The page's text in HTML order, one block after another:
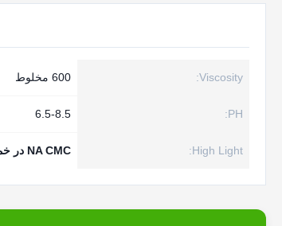
Viscosity: 600 مخلوط
PH:
6.5-8.5
High Light: NA CMC در خمیر دندان